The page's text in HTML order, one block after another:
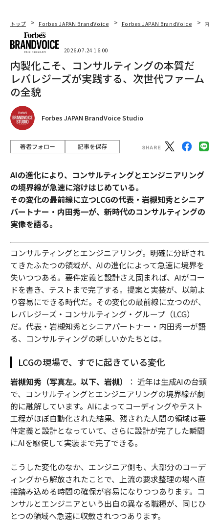
NYT Connections ヒント – グループ／カテゴリ
きょうのConnectionsのグループは……
🟨 黄色グループ — 乾いた熱で調理する
🟩 緑グループ — 家族関係の愛称
🟦 青グループ — 米国の州の略称
🟪 紫グループ — 殴る
NYT Connections 答え
ネタバレ注意！ きょうのConnectionsの答えを知る準備
でほしい。
ここが最後の引き返しポイントだ。
これが最終警告！
きょうのConnectionsの答えは……
🟨 黄色グループ — 乾いた熱で調理する（BROWN, ROA
ST, SEAR, TOAST）
🟩 緑グループ — 家族関係の愛称（CUZ, GRAM, POP, U
NC）
🟦 青グループ — 米国の州の略称（MASS, MISS, PENN,
WASH）
🟪 紫グループ — 殴る（BOX, DUKE, SLUG, SOCK）
米国の大学や大学スポーツは、私にとって大きな知識の
穴である。あまり詳しくないのだ。
Connections: Sport
s Edition をもうやらなくなった理由の大半はそれにあ
る。ただ、大学名・大学の通称表現のいくつかを見分け
られる程度には知っている。だからこそ、ここにあるBR
OWN、MASS、WASH、UNC、MISS、PENN、DUKEを
見たときは気が重くなった。
緑（そこでUNCが外れる）に入る糸口としてCUZがすぐ
に見えた。次に黄色へ。ここは問題なし。
大学っぽい単語が5つ残った時点で、ほかに残っていた
のはBOX、SLUG、SOCKの3つだった。DUKEはそれらと
トップ Forbes JAPAN BrandVoice Forbes JAPAN BrandVoice 内製
2026.07.24 16:00
内製化こそ、コンサルティングの本質だ
レバレジーズが実践する、次世代ファーム
の全貌
Forbes JAPAN BrandVoice Studio
著者フォロー 記事を保存
AIの進化により、コンサルティングとエンジニアリング
の境界線が急速に溶けはじめている。
その変化の最前線に立つLCGの代表・岩槻知秀とシニア
パートナー・内田秀一が、新時代のコンサルティングの
実像を語る。
コンサルティングとエンジニアリング。明確に分断され
てきたふたつの領域が、AIの進化によって急速に境界を
失いつつある。要件定義と設計さえ固まれば、AIがコー
ドを書き、テストまで完了する。提案と実装が、以前よ
り容易にできる時代だ。その変化の最前線に立つのが、
レバレジーズ・コンサルティング・グループ（LCG）
だ。代表・岩槻知秀とシニアパートナー・内田秀一が語
る、コンサルティングの新しいかたちとは。
LCGの現場で、すでに起きている変化
岩槻知秀（写真左。以下、岩槻）
： 近年は生成AIの台頭
で、コンサルティングとエンジニアリングの境界線が劇
的に融解しています。AIによってコーディングやテスト
工程がほぼ自動化された結果、残された人間の領域は要
件定義と設計となっていて、さらに設計が完了した瞬間
にAIを駆使して実装まで完了できる。
こうした変化のなか、エンジニア側も、大部分のコーデ
ィングから解放されたことで、上流の要求整理の場へ直
接踏み込める時間の確保が容易になりつつあります。コ
ンサルとエンジニアという出自の異なる職種が、同じひ
とつの領域へ急速に収斂されつつあります。